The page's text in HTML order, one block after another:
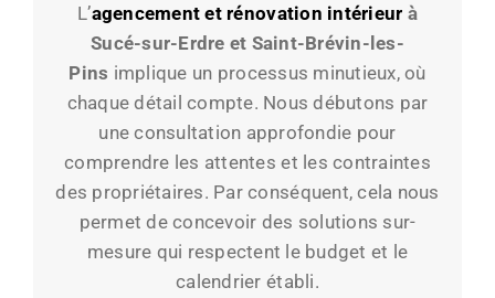
L’agencement et rénovation intérieur à
Sucé-sur-Erdre et Saint-Brévin-les-
Pins implique un processus minutieux, où
chaque détail compte. Nous débutons par
une consultation approfondie pour
comprendre les attentes et les contraintes
des propriétaires. Par conséquent, cela nous
permet de concevoir des solutions sur-
mesure qui respectent le budget et le
calendrier établi.